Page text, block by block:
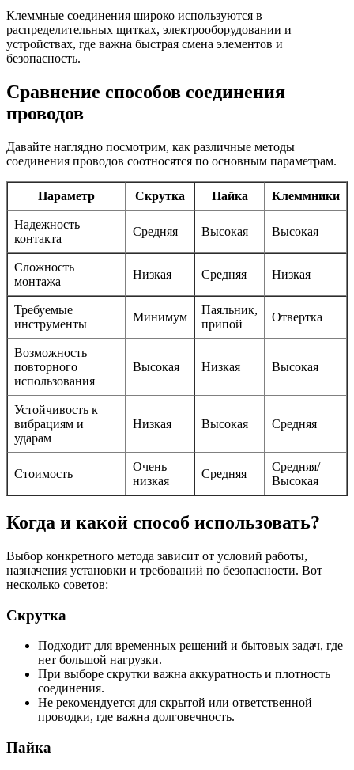
Клеммные соединения широко используются в
распределительных щитках, электрооборудовании и
устройствах, где важна быстрая смена элементов и
безопасность.
Сравнение способов соединения
проводов
Давайте наглядно посмотрим, как различные методы
соединения проводов соотносятся по основным параметрам.
Параметр Скрутка Пайка Клеммники
Надежность
контакта
Средняя Высокая Высокая
Сложность
монтажа
Низкая Средняя Низкая
Требуемые
инструменты
Минимум
Паяльник,
припой
Отвертка
Возможность
повторного
использования
Высокая Низкая Высокая
Устойчивость к
вибрациям и
ударам
Низкая Высокая Средняя
Стоимость
Очень
низкая
Средняя
Средняя/
Высокая
Когда и какой способ использовать?
Выбор конкретного метода зависит от условий работы,
назначения установки и требований по безопасности. Вот
несколько советов:
Скрутка
Подходит для временных решений и бытовых задач, где
нет большой нагрузки.
При выборе скрутки важна аккуратность и плотность
соединения.
Не рекомендуется для скрытой или ответственной
проводки, где важна долговечность.
Пайка